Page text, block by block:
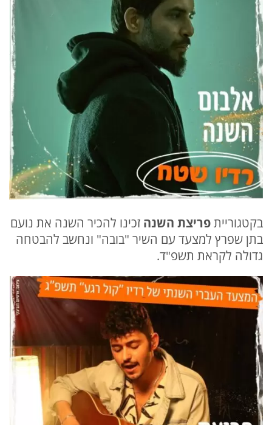
בקטגורייתפריצת השנה זכינו להכיר השנה את נועם
בתן שפרץ למצעד עם השיר "בובה" ונחשב להבטחה
גדולה לקראת תשפ"ד.